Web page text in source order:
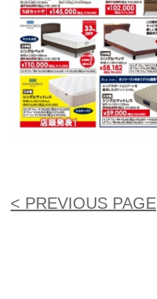
< PREVIOUS PAGE